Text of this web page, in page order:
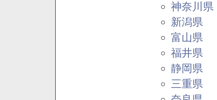
神奈川県
新潟県
富山県
福井県
静岡県
三重県